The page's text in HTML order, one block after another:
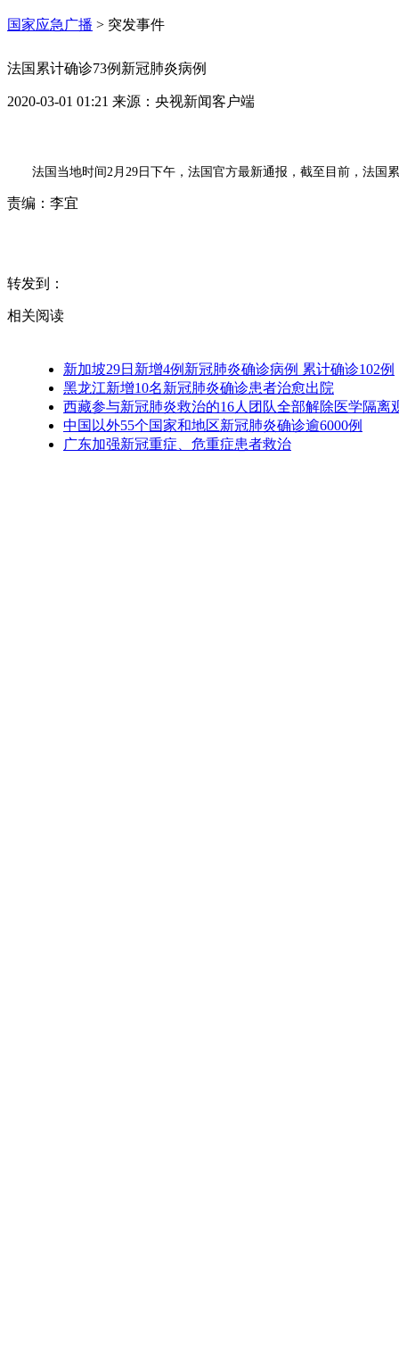
国家应急广播 > 突发事件
法国累计确诊73例新冠肺炎病例
2020-03-01 01:21 来源： 央视新闻客户端
法国当地时间2月29日下午，法国官方最新通报，截至目前，法国
责编： 李宜
转发到：
相关阅读
新加坡29日新增4例新冠肺炎确诊病例 累计确诊102例
​黑龙江新增10名新冠肺炎确诊患者治愈出院
西藏参与新冠肺炎救治的16人团队全部解除医学隔离
中国以外55个国家和地区新冠肺炎确诊逾6000例
广东加强新冠重症、危重症患者救治